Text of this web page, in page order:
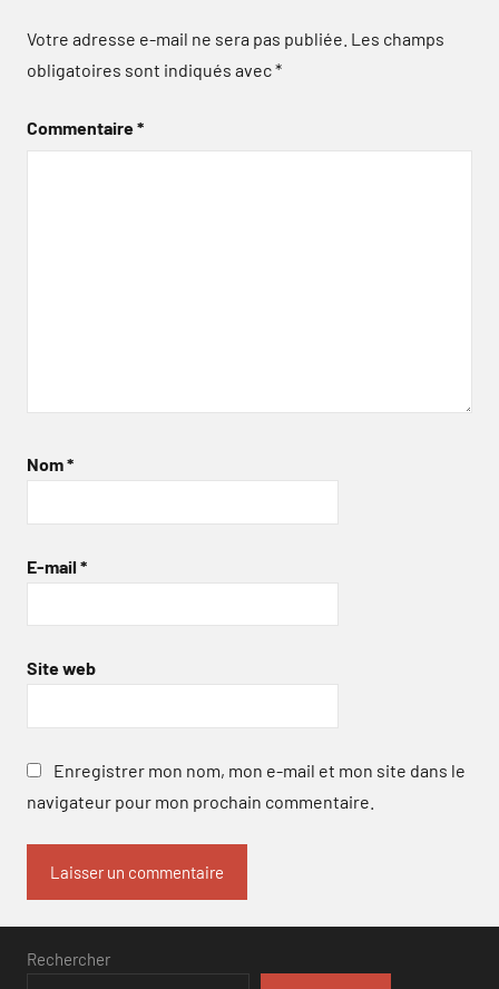
Votre adresse e-mail ne sera pas publiée. Les champs
obligatoires sont indiqués avec*
Commentaire*
Nom*
E-mail *
Site web
Enregistrer mon nom, mon e-mail et mon site dans le
navigateur pour mon prochain commentaire.
Rechercher